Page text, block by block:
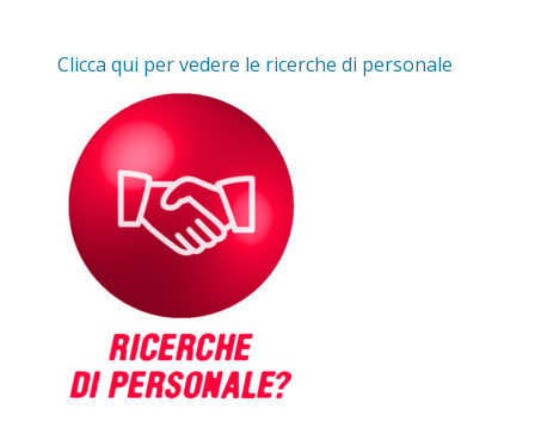
Clicca qui per vedere le ricerche di personale